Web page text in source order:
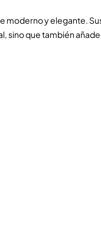
y elegante.
sino que también